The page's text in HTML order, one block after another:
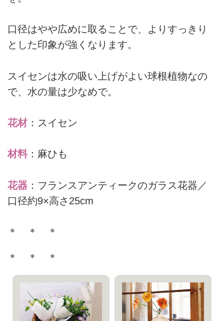
口径はやや広めに取ることで、よりすっきり
とした印象が強くなります。
スイセンは水の吸い上げがよい球根植物なの
で、水の量は少なめで。
花材 ：スイセン
材料：麻ひも
花器 ：フランスアンティークのガラス花器／
口径約9×高さ25cm
＊ ＊ ＊
＊ ＊ ＊